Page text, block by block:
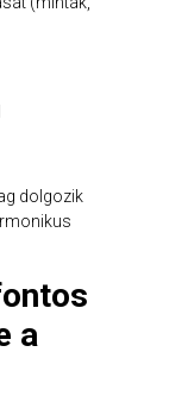
dolgozik
a